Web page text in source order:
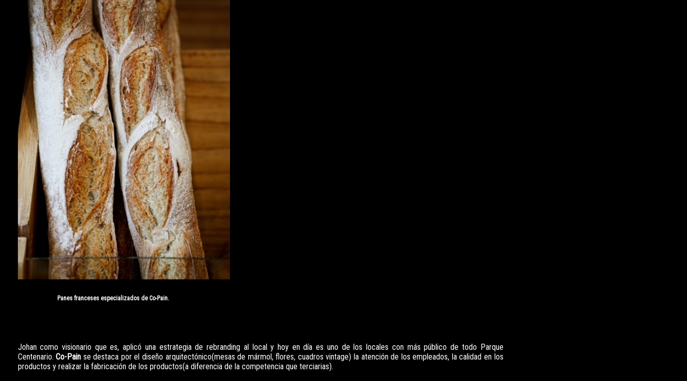
Panes franceses especializados de Co-Pain.
Johan como visionario que es, aplicó una estrategia de rebranding al local y hoy en día es uno de los locales con más público de todo Parque
Centenario.Co-Pain se destaca por el diseño arquitectónico(mesas de mármol, flores, cuadros vintage) la atención de los empleados, la calidad en los
productos y realizar la fabricación de los productos(a diferencia de la competencia que terciarias).